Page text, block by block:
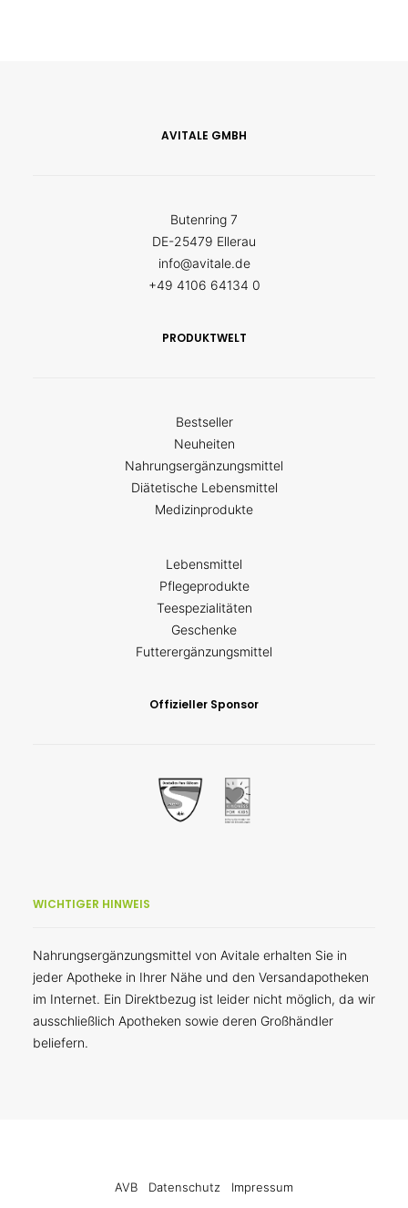
AVITALE GMBH
Butenring 7
DE-25479 Ellerau
info@avitale.de
+49 4106 64134 0
PRODUKTWELT
Bestseller
Neuheiten
Nahrungsergänzungsmittel
Diätetische Lebensmittel
Medizinprodukte
Lebensmittel
Pflegeprodukte
Teespezialitäten
Geschenke
Futterergänzungsmittel
Offizieller Sponsor
WICHTIGER HINWEIS
Nahrungsergänzungsmittel von Avitale erhalten Sie in
jeder Apotheke in Ihrer Nähe und den Versandapotheken
im Internet. Ein Direktbezug ist leider nicht möglich, da wir
ausschließlich Apotheken sowie deren Großhändler
beliefern.
AVB Datenschutz Impressum